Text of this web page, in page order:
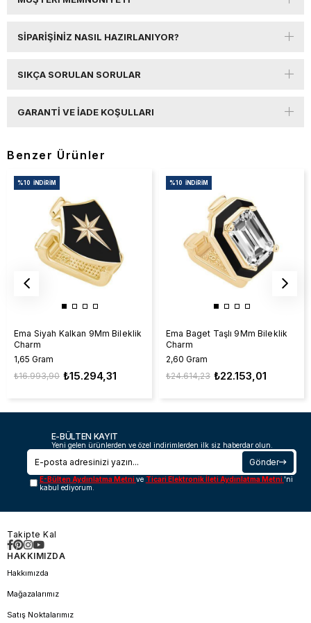
SIPARIŞINIZ NASIL HAZIRLANIYOR?
SIKÇA SORULAN SORULAR
GARANTI VE İADE KOŞULLARI
Benzer Ürünler
Ema Siyah Kalkan 9Mm Bileklik
Charm
1,65 Gram
₺15.294,31
₺16.993,90
%10 İNDIRIM
Ema Baget Taşlı 9Mm Bileklik
Charm
2,60 Gram
₺22.153,01
₺24.614,23
%10 İNDIRIM
E-BÜLTEN KAYIT
Yeni gelen ürünlerden ve özel indirimlerden ilk siz haberdar olun.
Gönder
E-Bülten Aydınlatma Metnive Ticari Elektronik İleti Aydınlatma Metni 'ni
kabul ediyorum.
Takipte Kal
HAKKIMIZDA
Hakkımızda
Mağazalarımız
Satış Noktalarımız